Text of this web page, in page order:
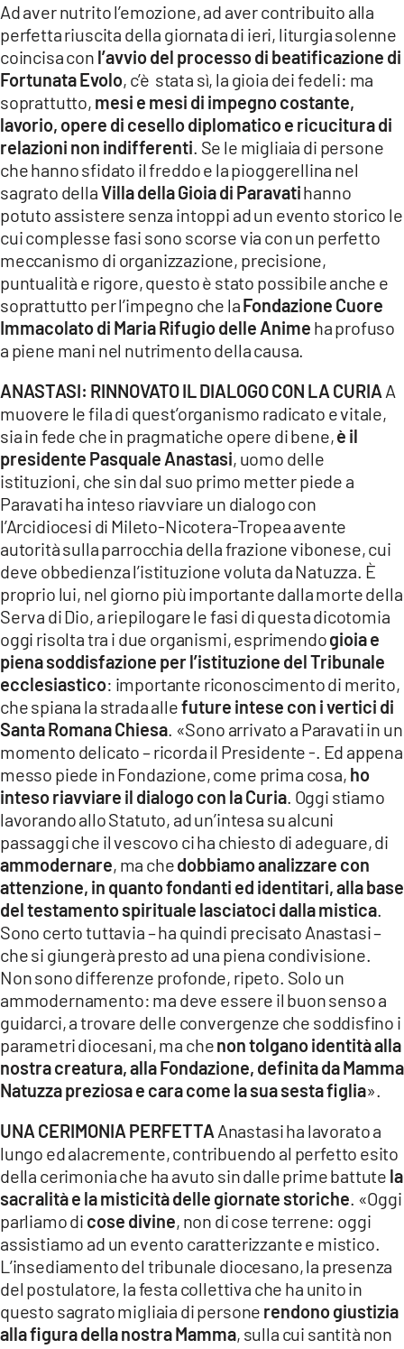
Network
LACPLAY.IT
LACTV.IT
LACONAIR.IT
LACITYMAG.IT
ILREGGINO.IT
COSENZACHANNEL.IT
ILVIBONESE.IT
CATANZAROCHANNEL.IT
LACAPITALENEWS.IT
ANDROID
APPLE
Ad aver nutrito l’emozione, ad aver contribuito alla
perfetta riuscita della giornata di ieri, liturgia solenne
coincisa con l’avvio del processo di beatificazione di
Fortunata Evolo, c’è stata sì, la gioia dei fedeli: ma
soprattutto, mesi e mesi di impegno costante,
lavorio, opere di cesello diplomatico e ricucitura di
relazioni non indifferenti. Se le migliaia di persone
che hanno sfidato il freddo e la pioggerellina nel
sagrato dellaVilla della Gioia di Paravatihanno
potuto assistere senza intoppi ad un evento storico le
cui complesse fasi sono scorse via con un perfetto
meccanismo di organizzazione, precisione,
puntualità e rigore, questo è stato possibile anche e
soprattutto per l’impegno che laFondazione Cuore
Immacolato di Maria Rifugio delle Anime ha profuso
a piene mani nel nutrimento della causa.
ANASTASI: RINNOVATO IL DIALOGO CON LA CURIA A
muovere le fila di quest’organismo radicato e vitale,
sia in fede che in pragmatiche opere di bene,è il
presidente Pasquale Anastasi, uomo delle
istituzioni, che sin dal suo primo metter piede a
Paravati ha inteso riavviare un dialogo con
l’Arcidiocesi di Mileto-Nicotera-Tropea avente
autorità sulla parrocchia della frazione vibonese, cui
deve obbedienza l’istituzione voluta da Natuzza. È
proprio lui, nel giorno più importante dalla morte della
Serva di Dio, a riepilogare le fasi di questa dicotomia
oggi risolta tra i due organismi, esprimendogioia e
piena soddisfazione per l’istituzione del Tribunale
ecclesiastico: importante riconoscimento di merito,
che spiana la strada allefuture intese con i vertici di
Santa Romana Chiesa. «Sono arrivato a Paravati in un
momento delicato – ricorda il Presidente -. Ed appena
messo piede in Fondazione, come prima cosa, ho
inteso riavviare il dialogo con la Curia. Oggi stiamo
lavorando allo Statuto, ad un’intesa su alcuni
passaggi che il vescovo ci ha chiesto di adeguare, di
ammodernare, ma chedobbiamo analizzare con
attenzione, in quanto fondanti ed identitari, alla base
del testamento spirituale lasciatoci dalla mistica.
Sono certo tuttavia – ha quindi precisato Anastasi –
che si giungerà presto ad una piena condivisione.
Non sono differenze profonde, ripeto. Solo un
ammodernamento: ma deve essere il buon senso a
guidarci, a trovare delle convergenze che soddisfino i
parametri diocesani, ma chenon tolgano identità alla
nostra creatura, alla Fondazione, definita da Mamma
Natuzza preziosa e cara come la sua sesta figlia».
UNA CERIMONIA PERFETTA Anastasi ha lavorato a
lungo ed alacremente, contribuendo al perfetto esito
della cerimonia che ha avuto sin dalle prime battute la
sacralità e la misticità delle giornate storiche. «Oggi
parliamo di cose divine, non di cose terrene: oggi
assistiamo ad un evento caratterizzante e mistico.
L’insediamento del tribunale diocesano, la presenza
del postulatore, la festa collettiva che ha unito in
questo sagrato migliaia di persone rendono giustizia
alla figura della nostra Mamma, sulla cui santità non